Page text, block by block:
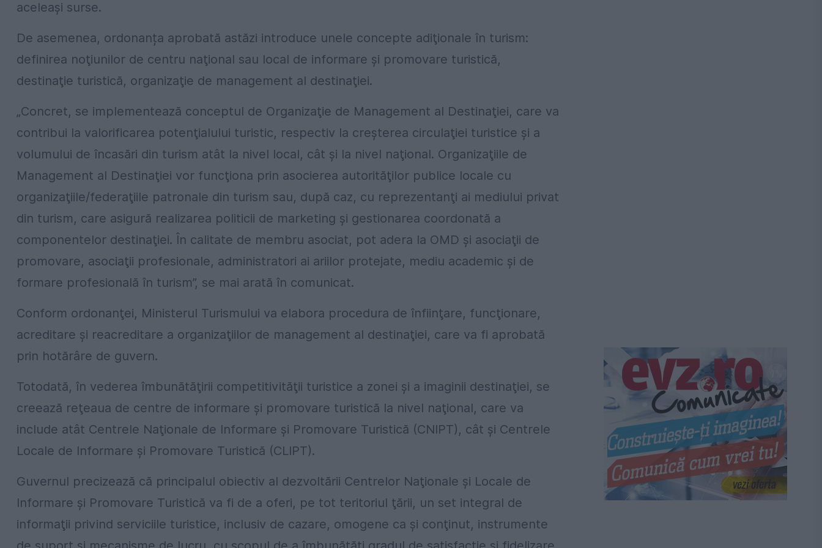
aceleaşi surse.
De asemenea, ordonanța aprobată astăzi introduce unele concepte adiţionale în turism:
definirea noţiunilor de centru naţional sau local de informare şi promovare turistică,
destinaţie turistică, organizaţie de management al destinaţiei.
„Concret, se implementează conceptul de Organizaţie de Management al Destinaţiei, care va
contribui la valorificarea potenţialului turistic, respectiv la creşterea circulaţiei turistice şi a
volumului de încasări din turism atât la nivel local, cât şi la nivel naţional. Organizaţiile de
Management al Destinaţiei vor funcţiona prin asocierea autorităţilor publice locale cu
organizaţiile/federaţiile patronale din turism sau, după caz, cu reprezentanţi ai mediului privat
din turism, care asigură realizarea politicii de marketing şi gestionarea coordonată a
componentelor destinaţiei. În calitate de membru asociat, pot adera la OMD şi asociaţii de
promovare, asociaţii profesionale, administratori ai ariilor protejate, mediu academic şi de
formare profesională în turism”, se mai arată în comunicat.
Conform ordonanţei, Ministerul Turismului va elabora procedura de înfiinţare, funcţionare,
acreditare şi reacreditare a organizaţiilor de management al destinaţiei, care va fi aprobată
prin hotărâre de guvern.
Totodată, în vederea îmbunătăţirii competitivităţii turistice a zonei şi a imaginii destinaţiei, se
creează reţeaua de centre de informare şi promovare turistică la nivel naţional, care va
include atât Centrele Naţionale de Informare şi Promovare Turistică (CNIPT), cât şi Centrele
Locale de Informare şi Promovare Turistică (CLIPT).
Guvernul precizează că principalul obiectiv al dezvoltării Centrelor Naţionale şi Locale de
Informare şi Promovare Turistică va fi de a oferi, pe tot teritoriul ţării, un set integral de
informaţii privind serviciile turistice, inclusiv de cazare, omogene ca şi conţinut, instrumente